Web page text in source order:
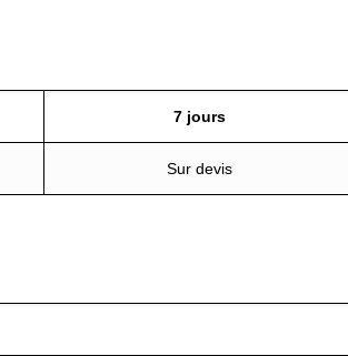
7 jours
Sur devis